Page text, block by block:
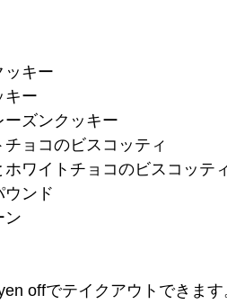
ッキー
キー
ズンクッキー
ョコのビスコッティ
ワイトチョコのビスコッテ
ンド
ン
offでテイクアウトできます